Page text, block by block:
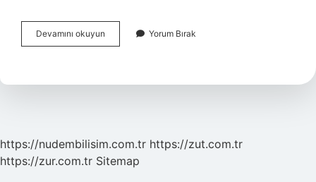
Devamını okuyun
Intikal
Ne
Yorum Bırak
https://nudembilisim.com.tr https://zut.com.tr
https://zur.com.tr Sitemap